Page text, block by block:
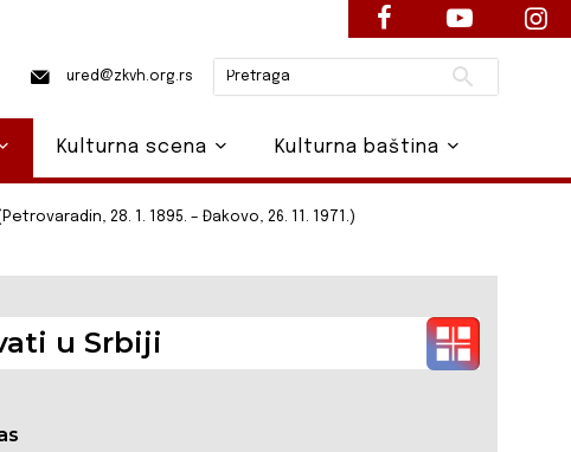
28. 1. 1895. – Đakovo, 26. 11. 1971.)
u Srbiji
ured@zkvh.org.rs Pretraži
Kulturna scena Kulturna baština